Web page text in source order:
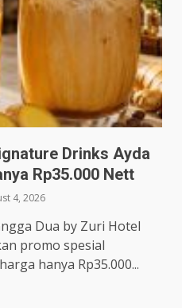
Drinks Ayda
Rp35.000 Nett
4, 2026
Dua by Zuri Hotel
promo spesial
hanya Rp35.000...